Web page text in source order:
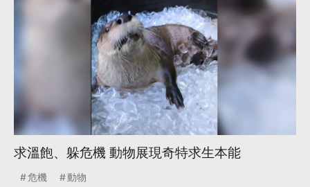
求溫飽、躲危機 動物展現奇特求生本能
危機 動物